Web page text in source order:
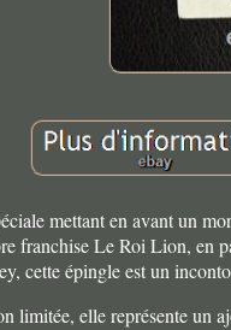
mettant en avant un
franchise Le Roi Lion,
cette épingle est un
limitée, elle représente un